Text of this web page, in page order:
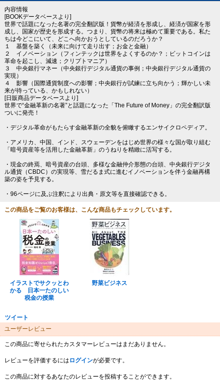
内容情報
[BOOKデータベースより]
世界で話題になった名著の完全翻訳版！貨幣が経済を形成し、経済が国家を形
成し、国家が歴史を形成する。つまり、貨幣の将来は極めて重要である。私た
ちは今どこにいて、どこへ向かおうとしているのだろうか？
１ 基盤を築く（未来に向けて走り出す；お金と金融）
２ イノベーション（フィンテックは世界をよくするのか？；ビットコインは
革命を起こし、減速；クリプトマニア）
３ 中央銀行マネー（中央銀行デジタル通貨の事例；中央銀行デジタル通貨の
実現）
４ 影響（国際通貨制度への影響；中央銀行が試練に立ち向かう；輝かしい未
来が待っている、かもしれない）
[日販商品データベースより]
世界で“金融革新の名著”と話題になった「The Future of Money」の完全翻訳版
ついに発売！
・デジタル革命がもたらす金融革新の全貌を俯瞰するエンサイクロペディア。
・アメリカ、中国、インド、スウェーデンをはじめ世界の様々な国が取り組む
「暗号資産等を活用した金融革新」のうねりを精緻に活写する。
・現金の終焉、暗号資産の台頭、多様な金融仲介形態の台頭、中央銀行デジタ
ル通貨（CBDC）の実現等、雪だるま式に進むイノベーションを伴う金融再構
築の姿を予見する。
・96ページに及ぶ注釈により出典・原文等を直接確認できる。
この商品をご覧のお客様は、こんな商品もチェックしています。
イラストでサクッとわ
かる 日本一たのしい
税金の授業
野菜ビジネス
ツイート
ユーザーレビュー
この商品に寄せられたカスタマーレビューはまだありません。
レビューを評価するには ログインが必要です。
この商品に対するあなたのレビューを投稿することができます。